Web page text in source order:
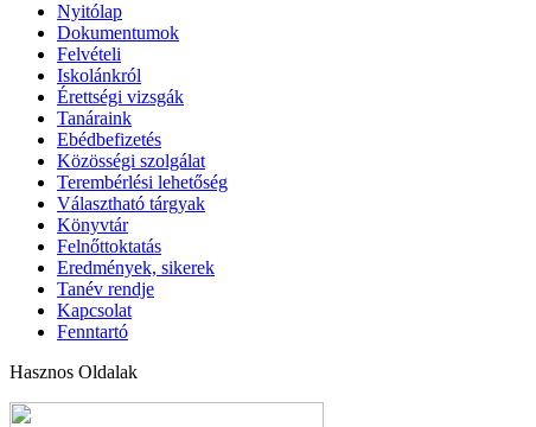
Nyitólap
Dokumentumok
Felvételi
Iskolánkról
Érettségi vizsgák
Tanáraink
Ebédbefizetés
Közösségi szolgálat
Terembérlési lehetőség
Választható tárgyak
Könyvtár
Felnőttoktatás
Eredmények, sikerek
Tanév rendje
Kapcsolat
Fenntartó
Hasznos Oldalak